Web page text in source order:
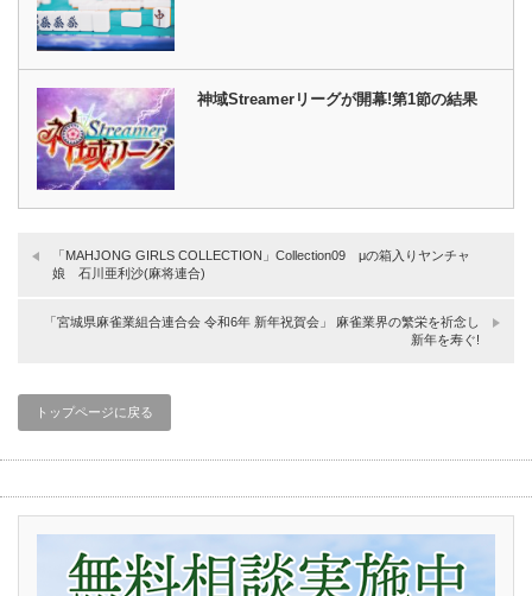
神域Streamerリーグが開幕!第1節の結果
「MAHJONG GIRLS COLLECTION」Collection09 μの箱入りヤンチャ
娘 石川亜利沙(麻将連合)
「宮城県麻雀業組合連合会 令和6年 新年祝賀会」 麻雀業界の繁栄を祈念し
新年を寿ぐ!
トップページに戻る